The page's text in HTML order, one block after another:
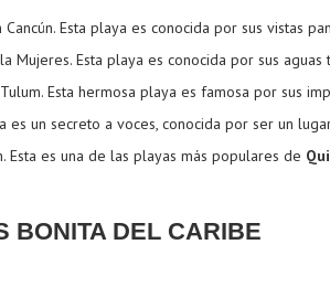
Esta playa es conocida por sus vistas
Mujeres. Esta playa es conocida por sus
Esta hermosa playa es famosa por sus
es un secreto a voces, conocida por ser un
Esta es una de las playas más populares de
BONITA DEL CARIBE